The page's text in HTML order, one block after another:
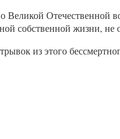
Отечественной
собственной жизни,
из этого